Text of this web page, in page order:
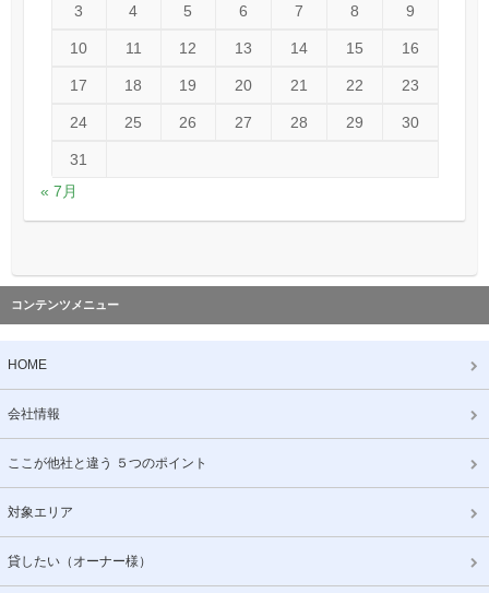
3 4 5 6 7 8 9
10 11 12 13 14 15 16
17 18 19 20 21 22 23
24 25 26 27 28 29 30
31
« 7月
コンテンツメニュー
HOME
会社情報
ここが他社と違う ５つのポイント
対象エリア
貸したい（オーナー様）